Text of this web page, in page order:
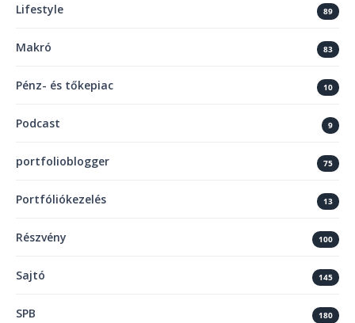
Lifestyle 89
Makró 83
Pénz- és tőkepiac 10
Podcast 9
portfolioblogger 75
Portfóliókezelés 13
Részvény 100
Sajtó 145
SPB 180